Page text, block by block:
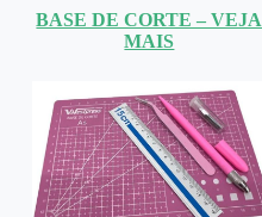
BASE DE CORTE – VEJA
MAIS